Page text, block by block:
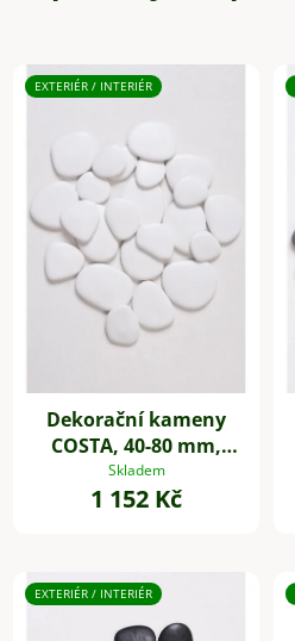
EXTERIÉR / INTERIÉR
Dekorační kameny
COSTA, 40-80 mm,
plast, bílá
Skladem
1 152 Kč
EXTERIÉR / INTERIÉR